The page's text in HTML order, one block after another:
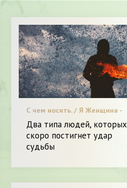
С чем носить. / Я Женщина -
Разное
Два типа людей, которых
скоро постигнет удар
судьбы